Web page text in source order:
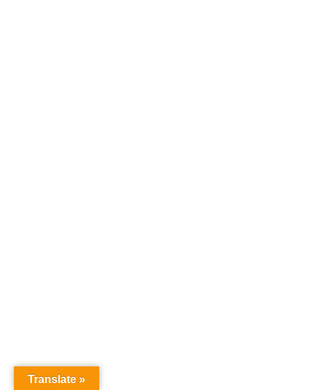
Translate »